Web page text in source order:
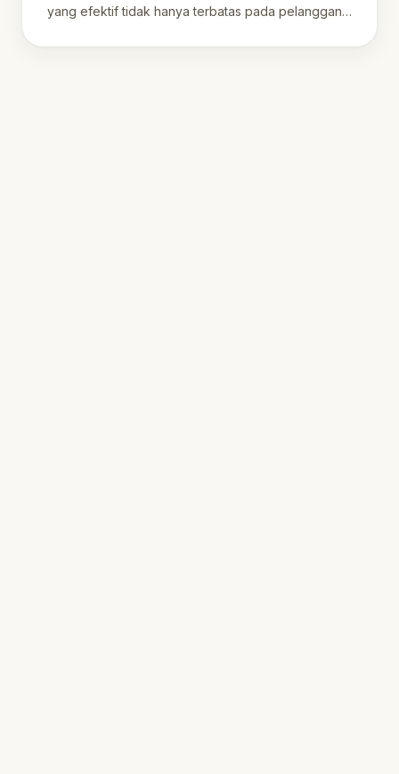
yang efektif tidak hanya terbatas pada pelanggan,